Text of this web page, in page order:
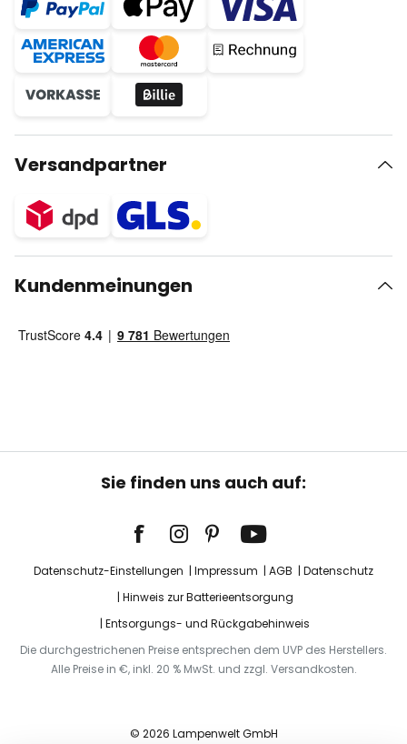
Versandpartner
Kundenmeinungen
Sie finden uns auch auf:
Datenschutz-Einstellungen Impressum AGB
Datenschutz
Hinweis zur Batterieentsorgung
Entsorgungs- und Rückgabehinweis
Die durchgestrichenen Preise entsprechen dem UVP des Herstellers.
Alle Preise in €, inkl. 20 % MwSt. und zzgl. Versandkosten.
© 2026 Lampenwelt GmbH